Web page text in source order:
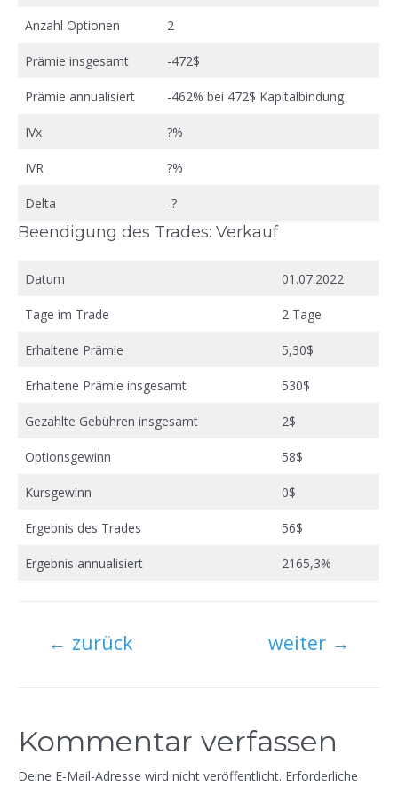
Anzahl Optionen 2
Prämie insgesamt -472$
Prämie annualisiert -462% bei 472$ Kapitalbindung
IVx ?%
IVR ?%
Delta -?
Beendigung des Trades: Verkauf
Datum 01.07.2022
Tage im Trade 2 Tage
Erhaltene Prämie 5,30$
Erhaltene Prämie insgesamt 530$
Gezahlte Gebühren insgesamt 2$
Optionsgewinn 58$
Kursgewinn 0$
Ergebnis des Trades 56$
Ergebnis annualisiert 2165,3%
← zurück weiter →
Kommentar verfassen
Deine E-Mail-Adresse wird nicht veröffentlicht. Erforderliche